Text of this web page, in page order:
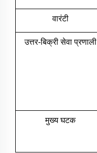
वारंटी
उत्तर-बिक्री सेवा प्रणाली
मुख्य घटक